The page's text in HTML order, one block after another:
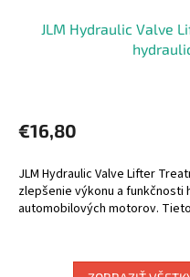
JLM Hydraulic Valve
€16,80
JLM Hydraulic Valve Lifter
zlepšenie výkonu a
automobilových motorov.